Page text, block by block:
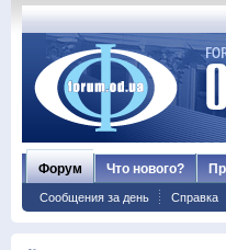
Форум
Сообщения за день Справка
Что нового?